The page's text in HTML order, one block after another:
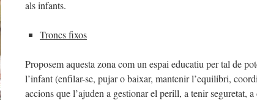
als infants.
Troncs fixos
Proposem aquesta zona com un espai educatiu per tal de
l’infant (enfilar-se, pujar o baixar, mantenir l’equilibri,
accions que l’ajuden a gestionar el perill, a tenir seguretat,